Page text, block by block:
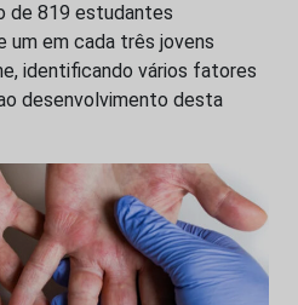
de 819 estudantes
um em cada três jovens
identificando vários fatores
desenvolvimento desta